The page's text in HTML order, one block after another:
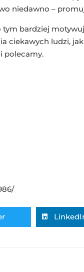
niedawno –
tym bardziej
ciekawych ludzi,
polecamy.